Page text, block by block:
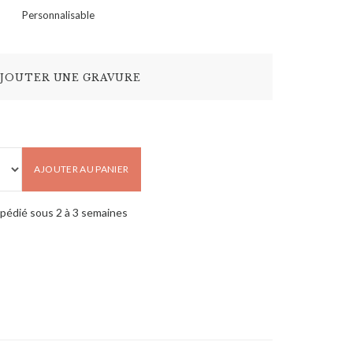
Personnalisable
UNE GRAVURE
AJOUTER AU PANIER
sous 2 à 3 semaines